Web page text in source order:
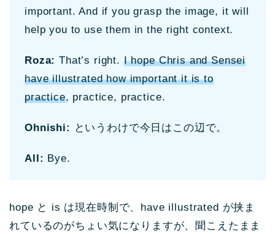
important. And if you grasp the image, it will
help you to use them in the right context.
Roza: That’s right. I hope Chris and Sensei
have illustrated how important it is to
practice, practice, practice.
Ohnishi: というわけで今日はこの辺で。
All: Bye.
hope と is は現在時制で、have illustrated が挟ま
れているのがちょい気になりますが、聞こえたまま